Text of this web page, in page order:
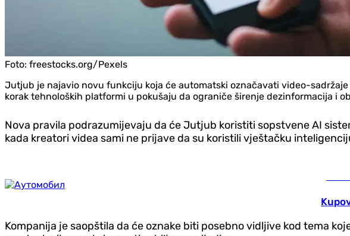
Foto: freestocks.org/Pexels
Jutjub je najavio novu funkciju koja će automatski označavati video-
korak tehnoloških platformi u pokušaju da ograniče širenje dezinformacija i
Nova pravila podrazumijevaju da će Jutjub koristiti sopstvene AI
kada kreatori videa sami ne prijave da su koristili vještačku
Kompanija je saopštila da će oznake biti posebno vidljive kod tema